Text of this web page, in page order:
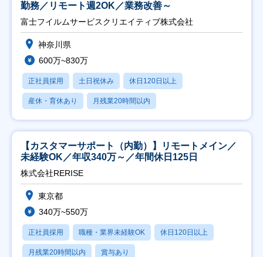
勤務／リモート週2OK／業務改善～
富士フイルムサービスクリエイティブ株式会社
神奈川県
600万~830万
正社員採用 土日祝休み 休日120日以上
産休・育休あり 月残業20時間以内
【カスタマーサポート（内勤）】リモートメイン／
未経験OK／年収340万～／年間休日125日
株式会社RERISE
東京都
340万~550万
正社員採用 職種・業界未経験OK 休日120日以上
月残業20時間以内 賞与あり